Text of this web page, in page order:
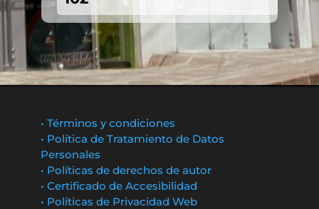
• Términos y condiciones
• Política de Tratamiento de Datos
Personales
• Políticas de derechos de autor
• Certificado de Accesibilidad
• Políticas de Privacidad Web